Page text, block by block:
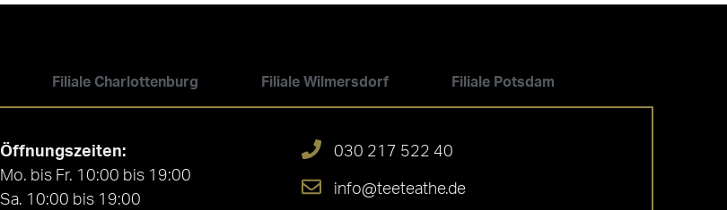
Filiale Charlottenburg Filiale Wilmersdorf Filiale Potsdam
Öffnungszeiten:
Mo. bis Fr. 10:00 bis 19:00
Sa. 10:00 bis 19:00
030 217 522 40
info@teeteathe.de